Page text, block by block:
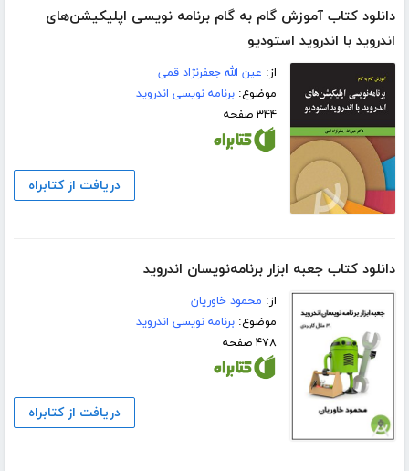
دانلود کتاب آموزش گام به گام برنامه نویسی اپلیکیشن‌های
اندروید با اندروید استودیو
از: عین الله جعفرنژاد قمی
موضوع:برنامه نویسی اندروید
۳۴۴ صفحه
دریافت از کتابراه
دانلود کتاب جعبه ابزار برنامه‌نویسان اندروید
از: محمود خاوریان
موضوع:برنامه نویسی اندروید
۴۷۸ صفحه
دریافت از کتابراه